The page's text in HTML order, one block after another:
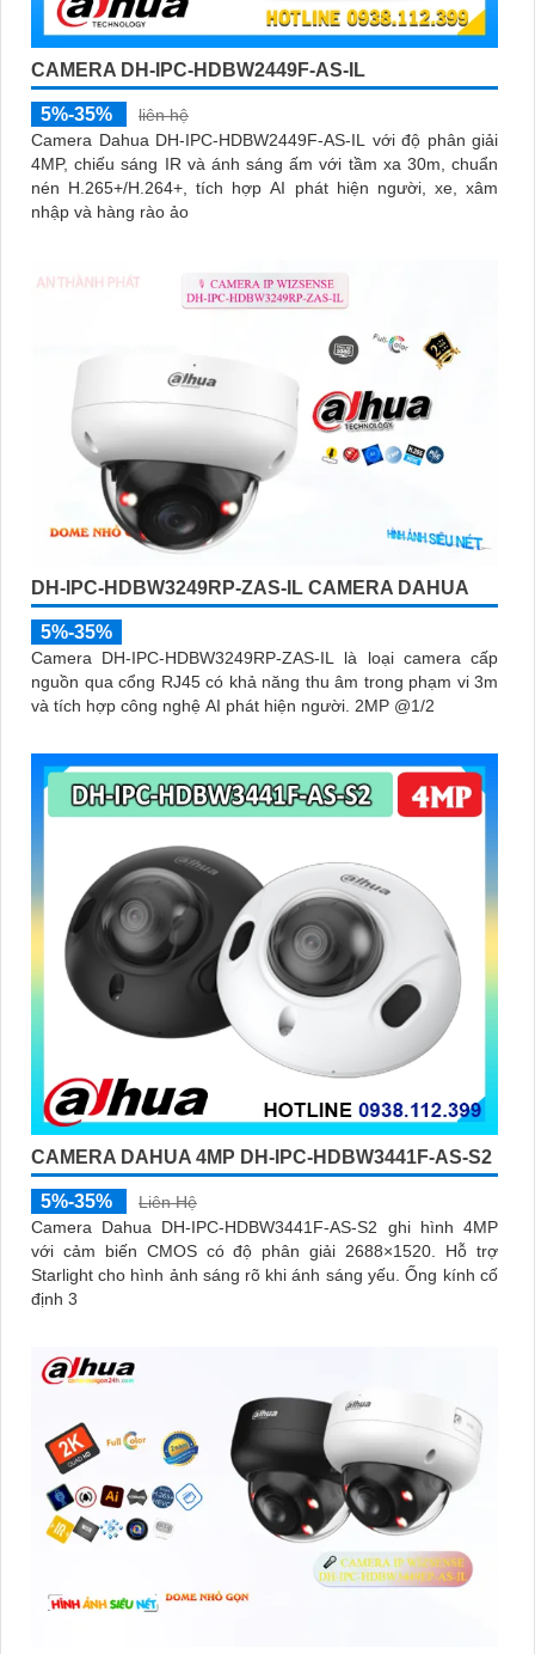
CAMERA DH-IPC-HDBW2449F-AS-IL
5%-35%
liên hệ
Camera Dahua DH-IPC-HDBW2449F-AS-IL với độ phân giải
4MP, chiếu sáng IR và ánh sáng ấm với tầm xa 30m, chuẩn
nén H.265+/H.264+, tích hợp AI phát hiện người, xe, xâm
nhập và hàng rào ảo
DH-IPC-HDBW3249RP-ZAS-IL CAMERA DAHUA
5%-35%
Camera DH-IPC-HDBW3249RP-ZAS-IL là loại camera cấp
nguồn qua cổng RJ45 có khả năng thu âm trong phạm vi 3m
và tích hợp công nghệ AI phát hiện người. 2MP @1/2
CAMERA DAHUA 4MP DH-IPC-HDBW3441F-AS-S2
5%-35%
Liên Hệ
Camera Dahua DH-IPC-HDBW3441F-AS-S2 ghi hình 4MP
với cảm biến CMOS có độ phân giải 2688×1520. Hỗ trợ
Starlight cho hình ảnh sáng rõ khi ánh sáng yếu. Ống kính cố
định 3